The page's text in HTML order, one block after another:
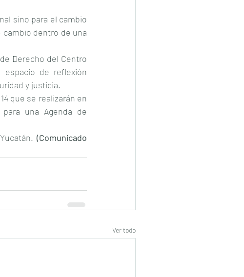
sino para el cambio
dentro de una
Derecho del Centro
espacio de reflexión
y justicia.
que se realizarán en
una Agenda de
(Comunicado
Ver todo